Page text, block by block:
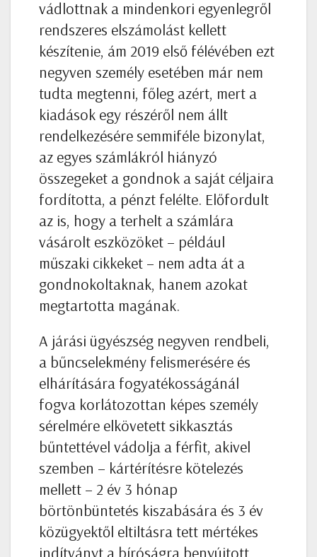
vádlottnak a mindenkori egyenlegről
rendszeres elszámolást kellett
készítenie, ám 2019 első félévében ezt
negyven személy esetében már nem
tudta megtenni, főleg azért, mert a
kiadások egy részéről nem állt
rendelkezésére semmiféle bizonylat,
az egyes számlákról hiányzó
összegeket a gondnok a saját céljaira
fordította, a pénzt felélte. Előfordult
az is, hogy a terhelt a számlára
vásárolt eszközöket – például
műszaki cikkeket – nem adta át a
gondnokoltaknak, hanem azokat
megtartotta magának.
A járási ügyészség negyven rendbeli,
a bűncselekmény felismerésére és
elhárítására fogyatékosságánál
fogva korlátozottan képes személy
sérelmére elkövetett sikkasztás
bűntettével vádolja a férfit, akivel
szemben – kártérítésre kötelezés
mellett – 2 év 3 hónap
börtönbüntetés kiszabására és 3 év
közügyektől eltiltásra tett mértékes
indítványt a bíróságra benyújtott